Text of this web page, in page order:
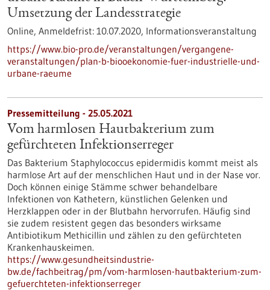
Umsetzung der Landesstrategie
Online, Anmeldefrist: 10.07.2020, Informationsveranstaltung
https://www.bio-pro.de/veranstaltungen/vergangene-
veranstaltungen/plan-b-biooekonomie-fuer-industrielle-und-
urbane-raeume
Pressemitteilung - 25.05.2021
Vom harmlosen Hautbakterium zum
gefürchteten Infektionserreger
Das Bakterium Staphylococcus epidermidis kommt meist als
harmlose Art auf der menschlichen Haut und in der Nase vor.
Doch können einige Stämme schwer behandelbare
Infektionen von Kathetern, künstlichen Gelenken und
Herzklappen oder in der Blutbahn hervorrufen. Häufig sind
sie zudem resistent gegen das besonders wirksame
Antibiotikum Methicillin und zählen zu den gefürchteten
Krankenhauskeimen.
https://www.gesundheitsindustrie-
bw.de/fachbeitrag/pm/vom-harmlosen-hautbakterium-zum-
gefuerchteten-infektionserreger